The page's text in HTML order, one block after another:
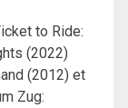
to Ride:
(2022)
(2012) et
Zug: